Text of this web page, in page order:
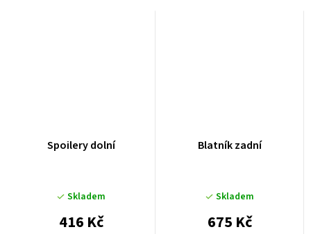
Spoilery dolní
Skladem
416 Kč
Blatník zadní
Skladem
675 Kč